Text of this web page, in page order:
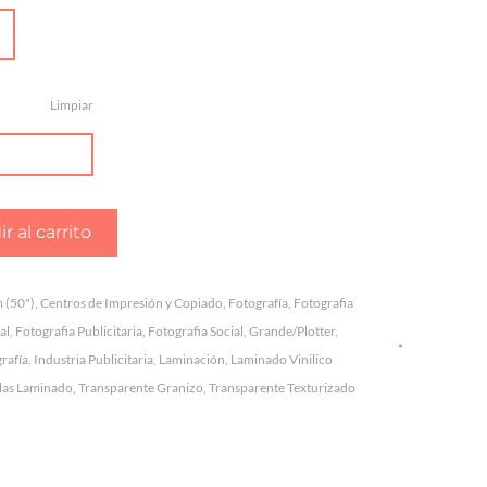
Limpiar
al carrito
(50"), Centros de Impresión y Copiado, Fotografía, Fotografia
, Fotografia Publicitaria, Fotografia Social, Grande/Plotter,
, Industria Publicitaria, Laminación, Laminado Vinilico
Laminado, Transparente Granizo, Transparente Texturizado